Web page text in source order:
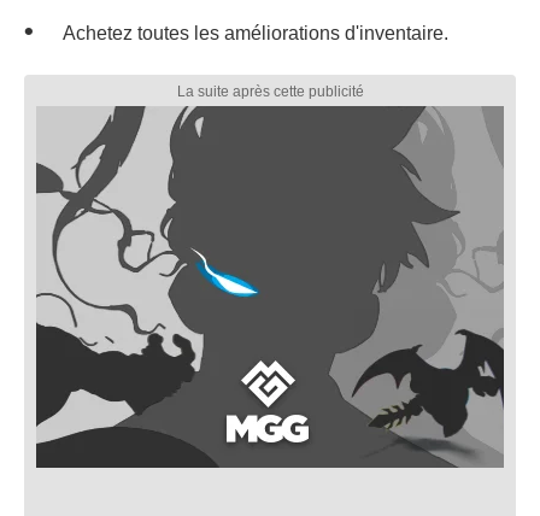
Achetez toutes les améliorations d'inventaire.